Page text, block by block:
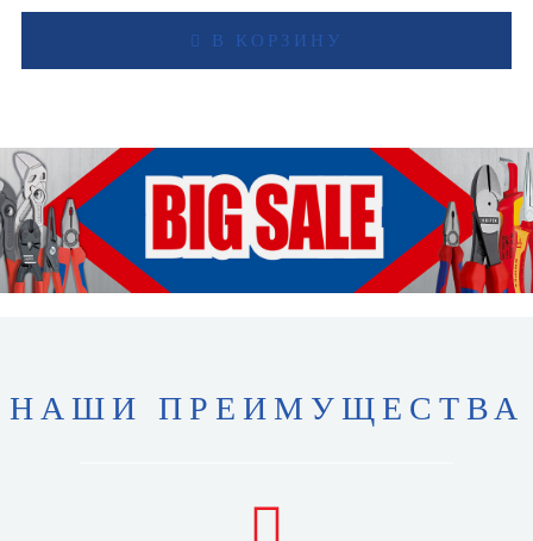
В КОРЗИНУ
НАШИ ПРЕИМУЩЕСТВА